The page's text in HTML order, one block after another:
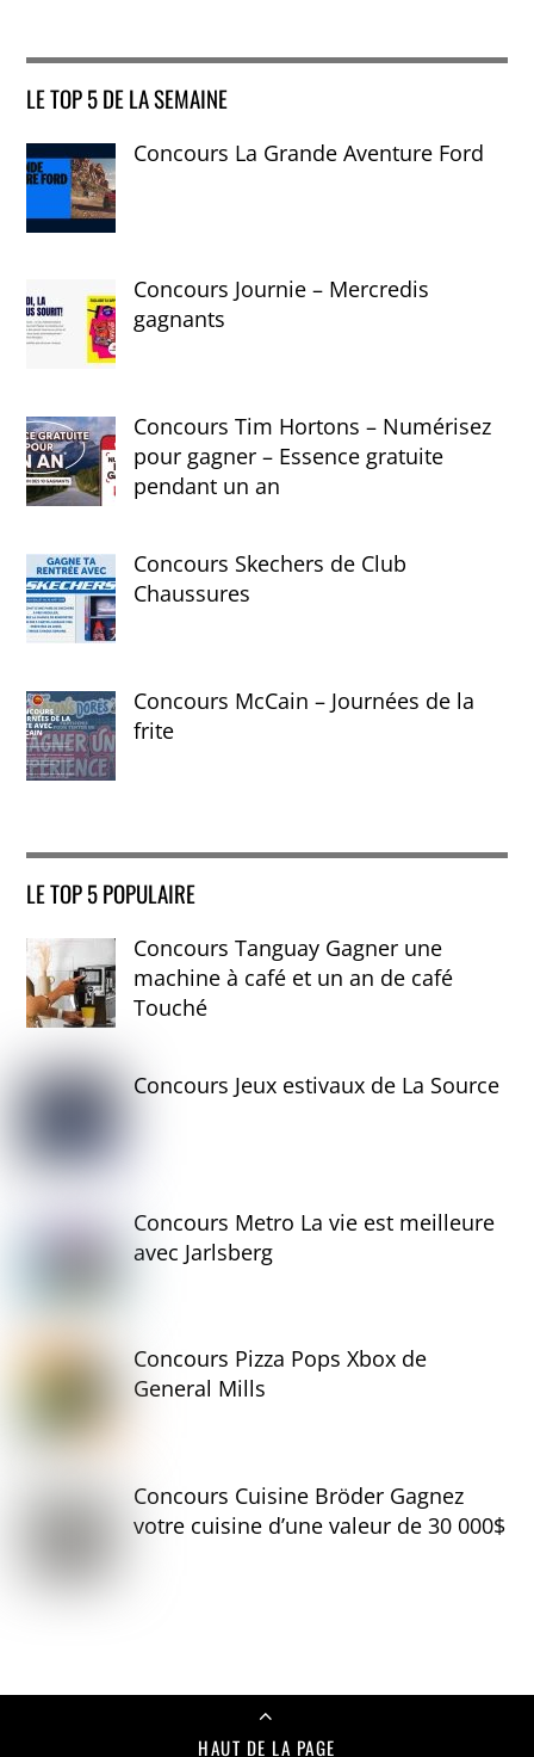
LE TOP 5 DE LA SEMAINE
Concours La Grande Aventure Ford
Concours Journie – Mercredis
gagnants
Concours Tim Hortons – Numérisez
pour gagner – Essence gratuite
pendant un an
Concours Skechers de Club
Chaussures
Concours McCain – Journées de la
frite
LE TOP 5 POPULAIRE
Concours Tanguay Gagner une
machine à café et un an de café
Touché
Concours Jeux estivaux de La Source
Concours Metro La vie est meilleure
avec Jarlsberg
Concours Pizza Pops Xbox de
General Mills
Concours Cuisine Bröder Gagnez
votre cuisine d’une valeur de 30 000$
HAUT DE LA PAGE